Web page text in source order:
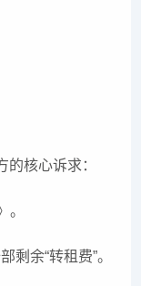
核心诉求：
。
剩余“转租费”。